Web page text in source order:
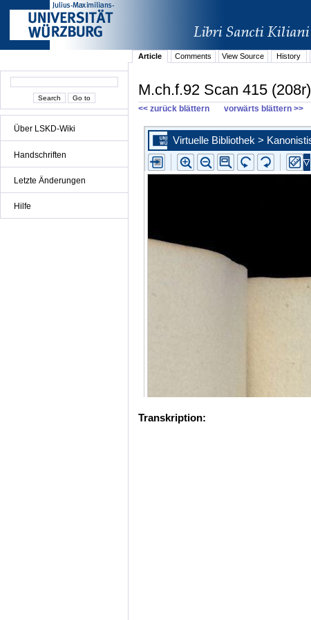
Über LSKD-Wiki
Handschriften
Letzte Änderungen
Hilfe
Article
Comments View Source History
M.ch.f.92 Scan 415 (208r)
<< zurück blättern vorwärts blättern >>
Transkription: